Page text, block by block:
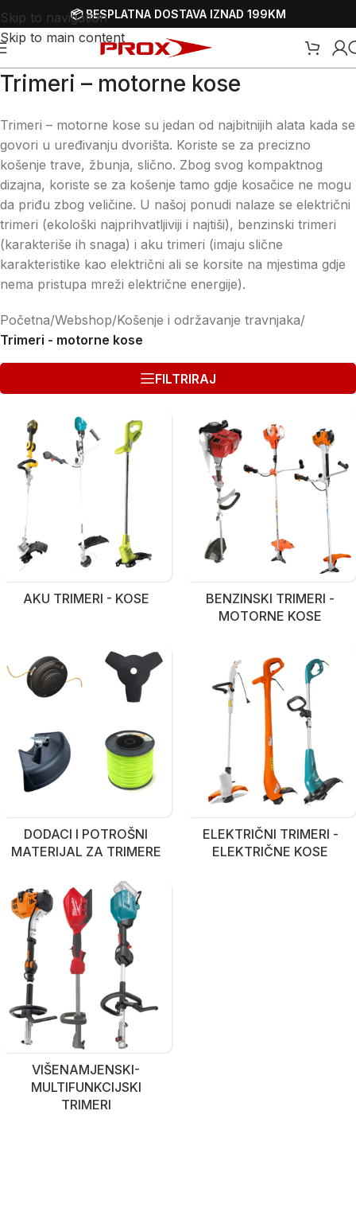
Skip to navigation
Skip to main content
📦 BESPLATNA DOSTAVA IZNAD 199KM
Trimeri – motorne kose
Trimeri – motorne kose su jedan od najbitnijih alata kada se
govori u uređivanju dvorišta. Koriste se za precizno
košenje trave, žbunja, slično. Zbog svog kompaktnog
dizajna, koriste se za košenje tamo gdje kosačice ne mogu
da priđu zbog veličine. U našoj ponudi nalaze se električni
trimeri (ekološki najprihvatljiviji i najtiši), benzinski trimeri
(karakteriše ih snaga) i aku trimeri (imaju slične
karakteristike kao električni ali se korsite na mjestima gdje
nema pristupa mreži električne energije).
Početna/Webshop/Košenje i održavanje travnjaka/
Trimeri - motorne kose
FILTRIRAJ
AKU TRIMERI - KOSE
BENZINSKI TRIMERI -
MOTORNE KOSE
DODACI I POTROŠNI
MATERIJAL ZA TRIMERE
ELEKTRIČNI TRIMERI -
ELEKTRIČNE KOSE
VIŠENAMJENSKI-
MULTIFUNKCIJSKI
TRIMERI